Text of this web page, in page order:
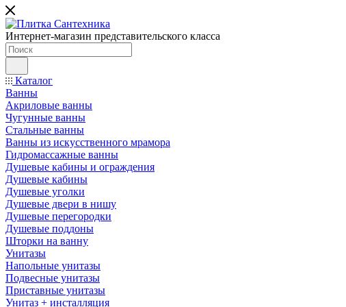
Интернет-магазин представительского класса
Каталог
Ванны
Акриловые ванны
Чугунные ванны
Стальные ванны
Ванны из искусственного мрамора
Гидромассажные ванны
Душевые кабины и ограждения
Душевые кабины
Душевые уголки
Душевые двери в нишу
Душевые перегородки
Душевые поддоны
Шторки на ванну
Унитазы
Напольные унитазы
Подвесные унитазы
Приставные унитазы
Унитаз + инсталляция